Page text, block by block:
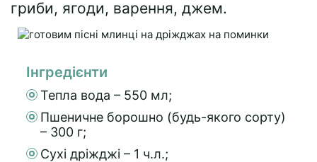
гриби, ягоди, варення, джем.
Інгредієнти
Тепла вода – 550 мл;
Пшеничне борошно (будь-якого сорту)
– 300 г;
Сухі дріжджі – 1 ч.л.;